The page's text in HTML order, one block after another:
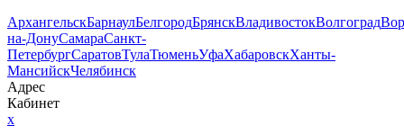
АрхангельскБарнаулБелгородБрянскВладивостокВолгоград
на-ДонуСамараСанкт-
ПетербургСаратовТулаТюменьУфаХабаровскХанты-
МансийскЧелябинск
Адрес
Кабинет
x